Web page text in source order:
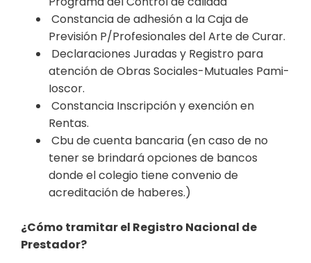
Constancia de adhesión a la Caja de
Previsión P/Profesionales del Arte de Curar.
Declaraciones Juradas y Registro para
atención de Obras Sociales-Mutuales Pami-
Ioscor.
Constancia Inscripción y exención en
Rentas.
Cbu de cuenta bancaria (en caso de no
tener se brindará opciones de bancos
donde el colegio tiene convenio de
acreditación de haberes.)
¿Cómo tramitar el Registro Nacional de
Prestador?